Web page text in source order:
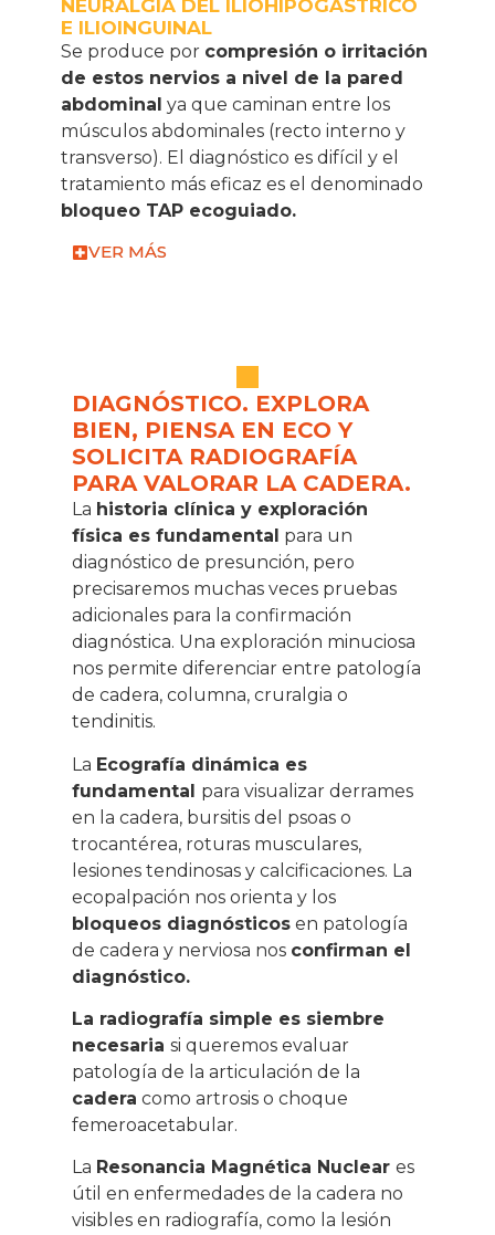
NEURALGIA DEL ILIOHIPOGÁSTRICO
E ILIOINGUINAL
Se produce por compresión o irritación
de estos nervios a nivel de la pared
abdominal ya que caminan entre los
músculos abdominales (recto interno y
transverso). El diagnóstico es difícil y el
tratamiento más eficaz es el denominado
bloqueo TAP ecoguiado.
VER MÁS
DIAGNÓSTICO. EXPLORA
BIEN, PIENSA EN ECO Y
SOLICITA RADIOGRAFÍA
PARA VALORAR LA CADERA.
La historia clínica y exploración
física es fundamental para un
diagnóstico de presunción, pero
precisaremos muchas veces pruebas
adicionales para la confirmación
diagnóstica. Una exploración minuciosa
nos permite diferenciar entre patología
de cadera, columna, cruralgia o
tendinitis.
La Ecografía dinámica es
fundamental para visualizar derrames
en la cadera, bursitis del psoas o
trocantérea, roturas musculares,
lesiones tendinosas y calcificaciones. La
ecopalpación nos orienta y los
bloqueos diagnósticos en patología
de cadera y nerviosa nos confirman el
diagnóstico.
La radiografía simple es siembre
necesaria si queremos evaluar
patología de la articulación de la
cadera como artrosis o choque
femeroacetabular.
La Resonancia Magnética Nuclear es
útil en enfermedades de la cadera no
visibles en radiografía, como la lesión